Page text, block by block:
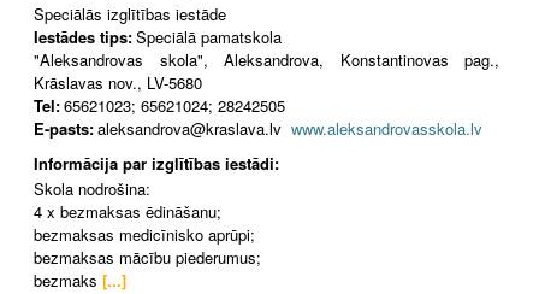
Speciālās izglītības iestāde
Iestādes tips:Speciālā pamatskola
"Aleksandrovas skola", Aleksandrova, Konstantinovas pag.,
Krāslavas nov., LV-5680
Tel:65621023; 65621024; 28242505
E-pasts:aleksandrova@kraslava.lv www.aleksandrovasskola.lv
Informācija par izglītības iestādi:
Skola nodrošina:
4 x bezmaksas ēdināšanu;
bezmaksas medicīnisko aprūpi;
bezmaksas mācību piederumus;
bezmaks [...]